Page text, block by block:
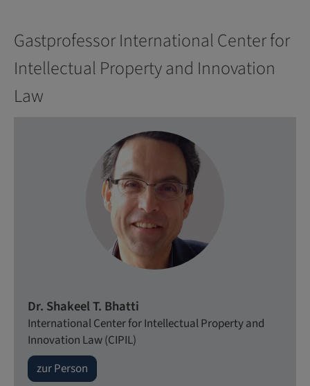
Gastprofessor International Center for
Intellectual Property and Innovation
Law
Dr. Shakeel T. Bhatti
International Center for Intellectual Property and
Innovation Law (CIPIL)
zur Person